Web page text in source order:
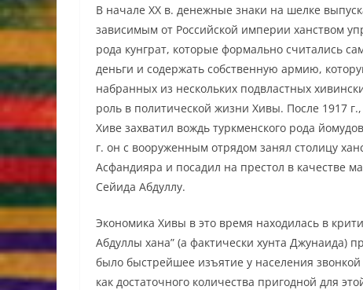
В начале ХХ в. денежные знаки на шелке
зависимым от Российской империи ханством
рода кунграт, которые формально считались
деньги и содержать собственную армию,
набранных из нескольких подвластных
роль в политической жизни Хивы. После 1917
Хиве захватил вождь туркменского рода
г. он с вооруженным отрядом занял столицу
Асфандияра и посадил на престол в качестве
Сейида Абдуллу.
Экономика Хивы в это время находилась в
Абдуллы хана” (а фактически хунта Джунаида)
было быстрейшее изъятие у населения
как достаточного количества пригодной для